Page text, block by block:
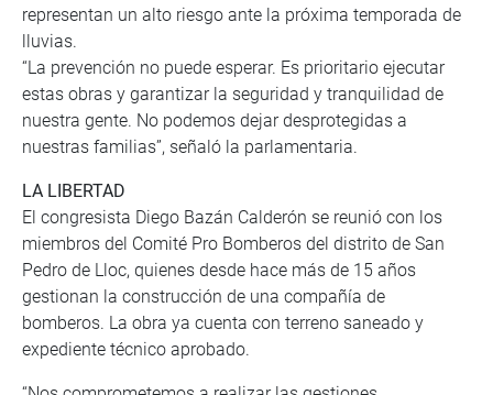
representan un alto riesgo ante la próxima temporada de
lluvias.
“La prevención no puede esperar. Es prioritario ejecutar
estas obras y garantizar la seguridad y tranquilidad de
nuestra gente. No podemos dejar desprotegidas a
nuestras familias”, señaló la parlamentaria.
LA LIBERTAD
El congresista Diego Bazán Calderón se reunió con los
miembros del Comité Pro Bomberos del distrito de San
Pedro de Lloc, quienes desde hace más de 15 años
gestionan la construcción de una compañía de
bomberos. La obra ya cuenta con terreno saneado y
expediente técnico aprobado.